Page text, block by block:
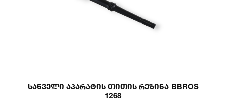
Საწველი Აპარატის Თითის Რეზინა BBROS
1268